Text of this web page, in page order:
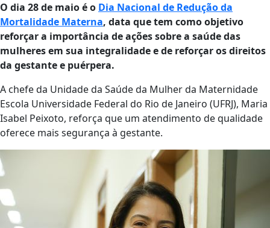
O dia 28 de maio é o Dia Nacional de Redução da
Mortalidade Materna, data que tem como objetivo
reforçar a importância de ações sobre a saúde das
mulheres em sua integralidade e de reforçar os direitos
da gestante e puérpera.
A chefe da Unidade da Saúde da Mulher da Maternidade
Escola Universidade Federal do Rio de Janeiro (UFRJ), Maria
Isabel Peixoto, reforça que um atendimento de qualidade
oferece mais segurança à gestante.